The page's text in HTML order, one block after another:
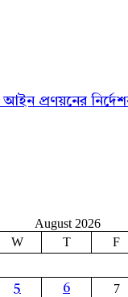
প্রণয়নের
August 2026
W T F
5 6 7